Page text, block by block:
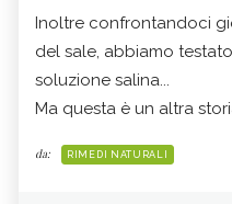
Inoltre confrontandoci
del sale, abbiamo
soluzione salina...
Ma questa è un altra
da: RIMEDI NATURALI